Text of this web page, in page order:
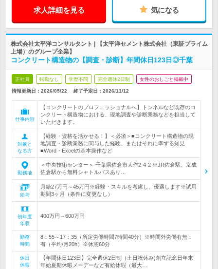
求人詳細を見る 気になる
株式会社太平洋コンサルタント | 【太平洋セメント株式会社（東証プライム
上場）のグループ企業】
コンクリート構造物の【調査・診断】年間休日123日◎千葉
正社員 転勤なし 学歴不問 完全週休2日制 女性のおしごと掲載中
情報更新日：2026/05/22 終了予定日： 2026/11/12
仕事内容
【コンクリートのプロフェッショナルへ】トンネルなど既存のコ
ンクリート構造物における、現地調査や診断業務などを担当して
いただきます。
対象と
なる方
【経験・資格を活かせる！】＜必須＞■コンクリート構造物の現
地調査・診断業務に関与した経験、またはそれに準ずる知見
■Word・Excelの基本操作など
勤務地
＜中央技術センター＞ 千葉県佐倉市大作2-4-2 ※JR佐倉駅、京成
佐倉駅から無料シャトルバスあり…
給与
月給27万円～45万円※経験・スキルを考慮し、優遇します※試用
期間3ヶ月（条件に変更なし）
初年度
年収
400万円～600万円
勤務
時間
8：55～17：35（所定労働時間7時間40分）※時間外労働有無：
有（平均/月20h）※休憩60分
休日
休暇
【年間休日123日】完全週休2日制（土日祝休み)創立記念日年末
年始夏期休暇メーデーなど有給休暇（最大…